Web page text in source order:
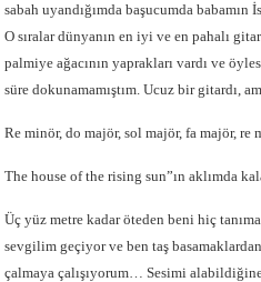
sabah uyandığımda başucumda
O sıralar dünyanın en iyi ve en pahalı
palmiye ağacının yaprakları vardı ve
süre dokunamamıştım. Ucuz bir gitardı,
Re minör, do majör, sol majör, fa majör,
The house of the rising sun”ın aklımda
Üç yüz metre kadar öteden beni hiç
sevgilim geçiyor ve ben taş
çalmaya çalışıyorum… Sesimi